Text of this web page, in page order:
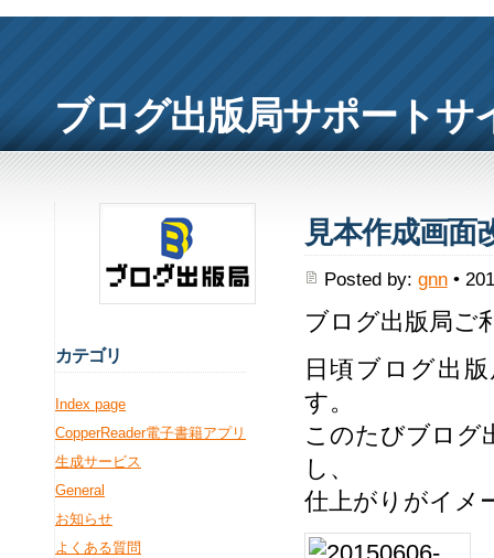
ブログ出版局サポートサ
見本作成画面
Posted by: gnn•
ブログ出版局ご
日頃ブログ出
す。
このたびブログ
し、
仕上がりがイメ
カテゴリ
Index page
CopperReader電子書籍アプリ
生成サービス
General
お知らせ
よくある質問